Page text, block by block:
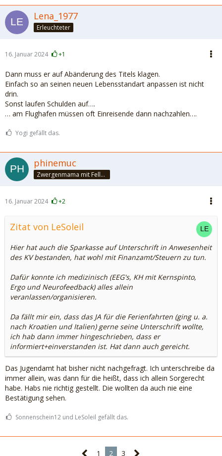
Lena_1977
Erleuchteter
16. Januar 2024 +1
Dann muss er auf Abänderung des Titels klagen.
Einfach so an seinen neuen Lebensstandart anpassen ist nicht
drin.
Sonst laufen Schulden auf….
… am Flughafen müssen oft Einreisende dann nachzahlen….
Yogi gefällt das.
phinemuc
Zwergenmama mit Fellnasen
16. Januar 2024 +2
Zitat von LeSoleil
Hier hat auch die Sparkasse auf Unterschrift in Anwesenheit
des KV bestanden, hat wohl mit Finanzamt/Steuern zu tun.
Dafür konnte ich medizinisch (EEG's, KH mit Kernspinto,
Ergo und Neurofeedback) alles allein
veranlassen/organisieren.
Da fällt mir ein, dass das JA für die Ferienfahrten (ging u. a.
nach Kroatien und Italien) gerne seine Unterschrift wollte,
ich hab dann immer hingeschrieben, dass er
informiert+einverstanden ist. Hat dann auch gereicht.
Das Jugendamt hat bisher nicht nachgefragt. Ich unterschreibe da
immer allein, was dann für die heißt, dass ich allein Sorgerecht
habe. Habs nie richtig gestellt. Die wollten da auch nie eine
Bestätigung sehen.
Sonnenschein12 und LeSoleil gefällt das.
1 2 3